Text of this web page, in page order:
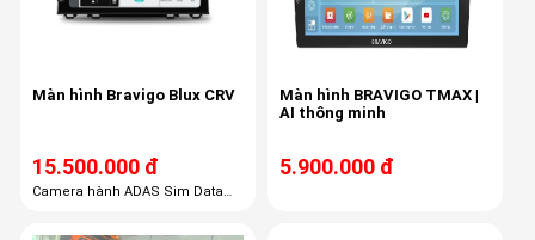
Màn hình Bravigo Blux CRV
15.500.000 đ
Camera hành ADAS Sim Data
Màn hình BRAVIGO TMAX |
AI thông minh
5.900.000 đ